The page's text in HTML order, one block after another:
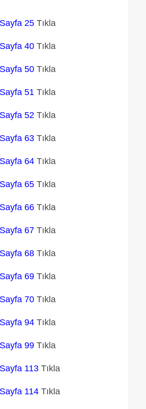
Sayfa 25 Tıkla
Sayfa 40 Tıkla
Sayfa 50 Tıkla
Sayfa 51 Tıkla
Sayfa 52 Tıkla
Sayfa 63 Tıkla
Sayfa 64 Tıkla
Sayfa 65 Tıkla
Sayfa 66 Tıkla
Sayfa 67 Tıkla
Sayfa 68 Tıkla
Sayfa 69 Tıkla
Sayfa 70 Tıkla
Sayfa 94 Tıkla
Sayfa 99 Tıkla
Sayfa 113 Tıkla
Sayfa 114 Tıkla